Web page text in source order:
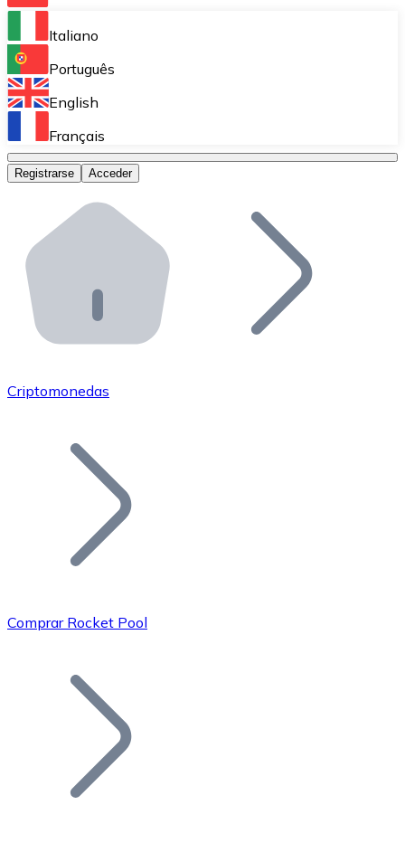
Bitnovo Ramp
Integra nuestra solución en tu plataforma.
Bitnovo Giftcards
Bitnovo OTC
Bitnovo ATM
Integra un ATM Bitnovo en tu negocio y permite que
Bitnovo API
Integra nuestra API en tu ecosistema.
Únete a nuestra red de distribuidores.
Añade tu proyecto a nuestro ecosistema.
Bitcoin
Italiano
Português
English
Français
Registrarse Acceder
Criptomonedas
Comprar Rocket Pool